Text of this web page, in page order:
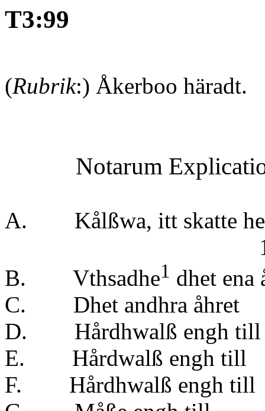
T3:99
(Rubrik:) Åkerboo häradt.
Notarum
A. Kålßwa, itt skatte
16
B. Vthsadhe1 dhet
C. Dhet
D. Hårdhwalß engh till
E. Hårdwalß engh till
F. Hårdhwalß engh till